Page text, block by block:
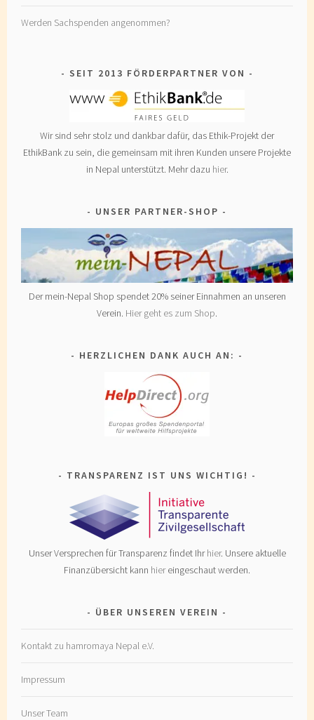
Werden Sachspenden angenommen?
SEIT 2013 FÖRDERPARTNER VON
Wir sind sehr stolz und dankbar dafür, das Ethik-Projekt der
EthikBank zu sein, die gemeinsam mit ihren Kunden unsere Projekte
in Nepal unterstützt. Mehr dazu hier.
UNSER PARTNER-SHOP
Der mein-Nepal Shop spendet 20% seiner Einnahmen an unseren
Verein. Hier geht es zum Shop.
HERZLICHEN DANK AUCH AN:
TRANSPARENZ IST UNS WICHTIG!
Unser Versprechen für Transparenz findet Ihrhier. Unsere aktuelle
Finanzübersicht kann hiereingeschaut werden.
ÜBER UNSEREN VEREIN
Kontakt zu hamromaya Nepal e.V.
Impressum
Unser Team